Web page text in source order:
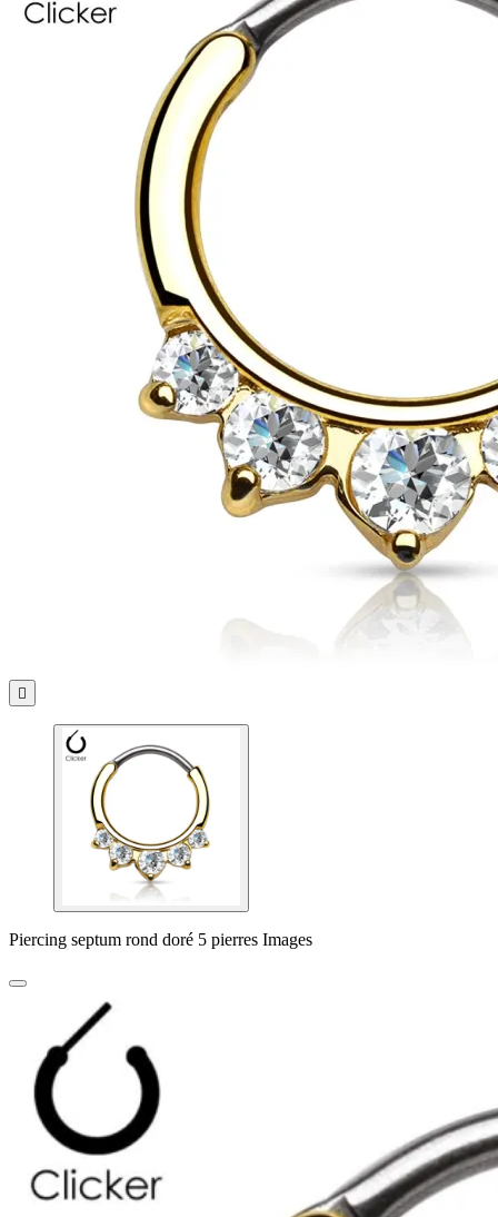

Piercing septum rond doré 5 pierres Images